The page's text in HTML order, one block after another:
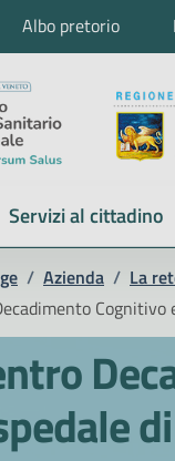
Albo pretorio
Servizi al cittadino
/ Azienda / La
Cognitivo